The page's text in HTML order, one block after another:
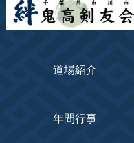
道場紹介
年間行事